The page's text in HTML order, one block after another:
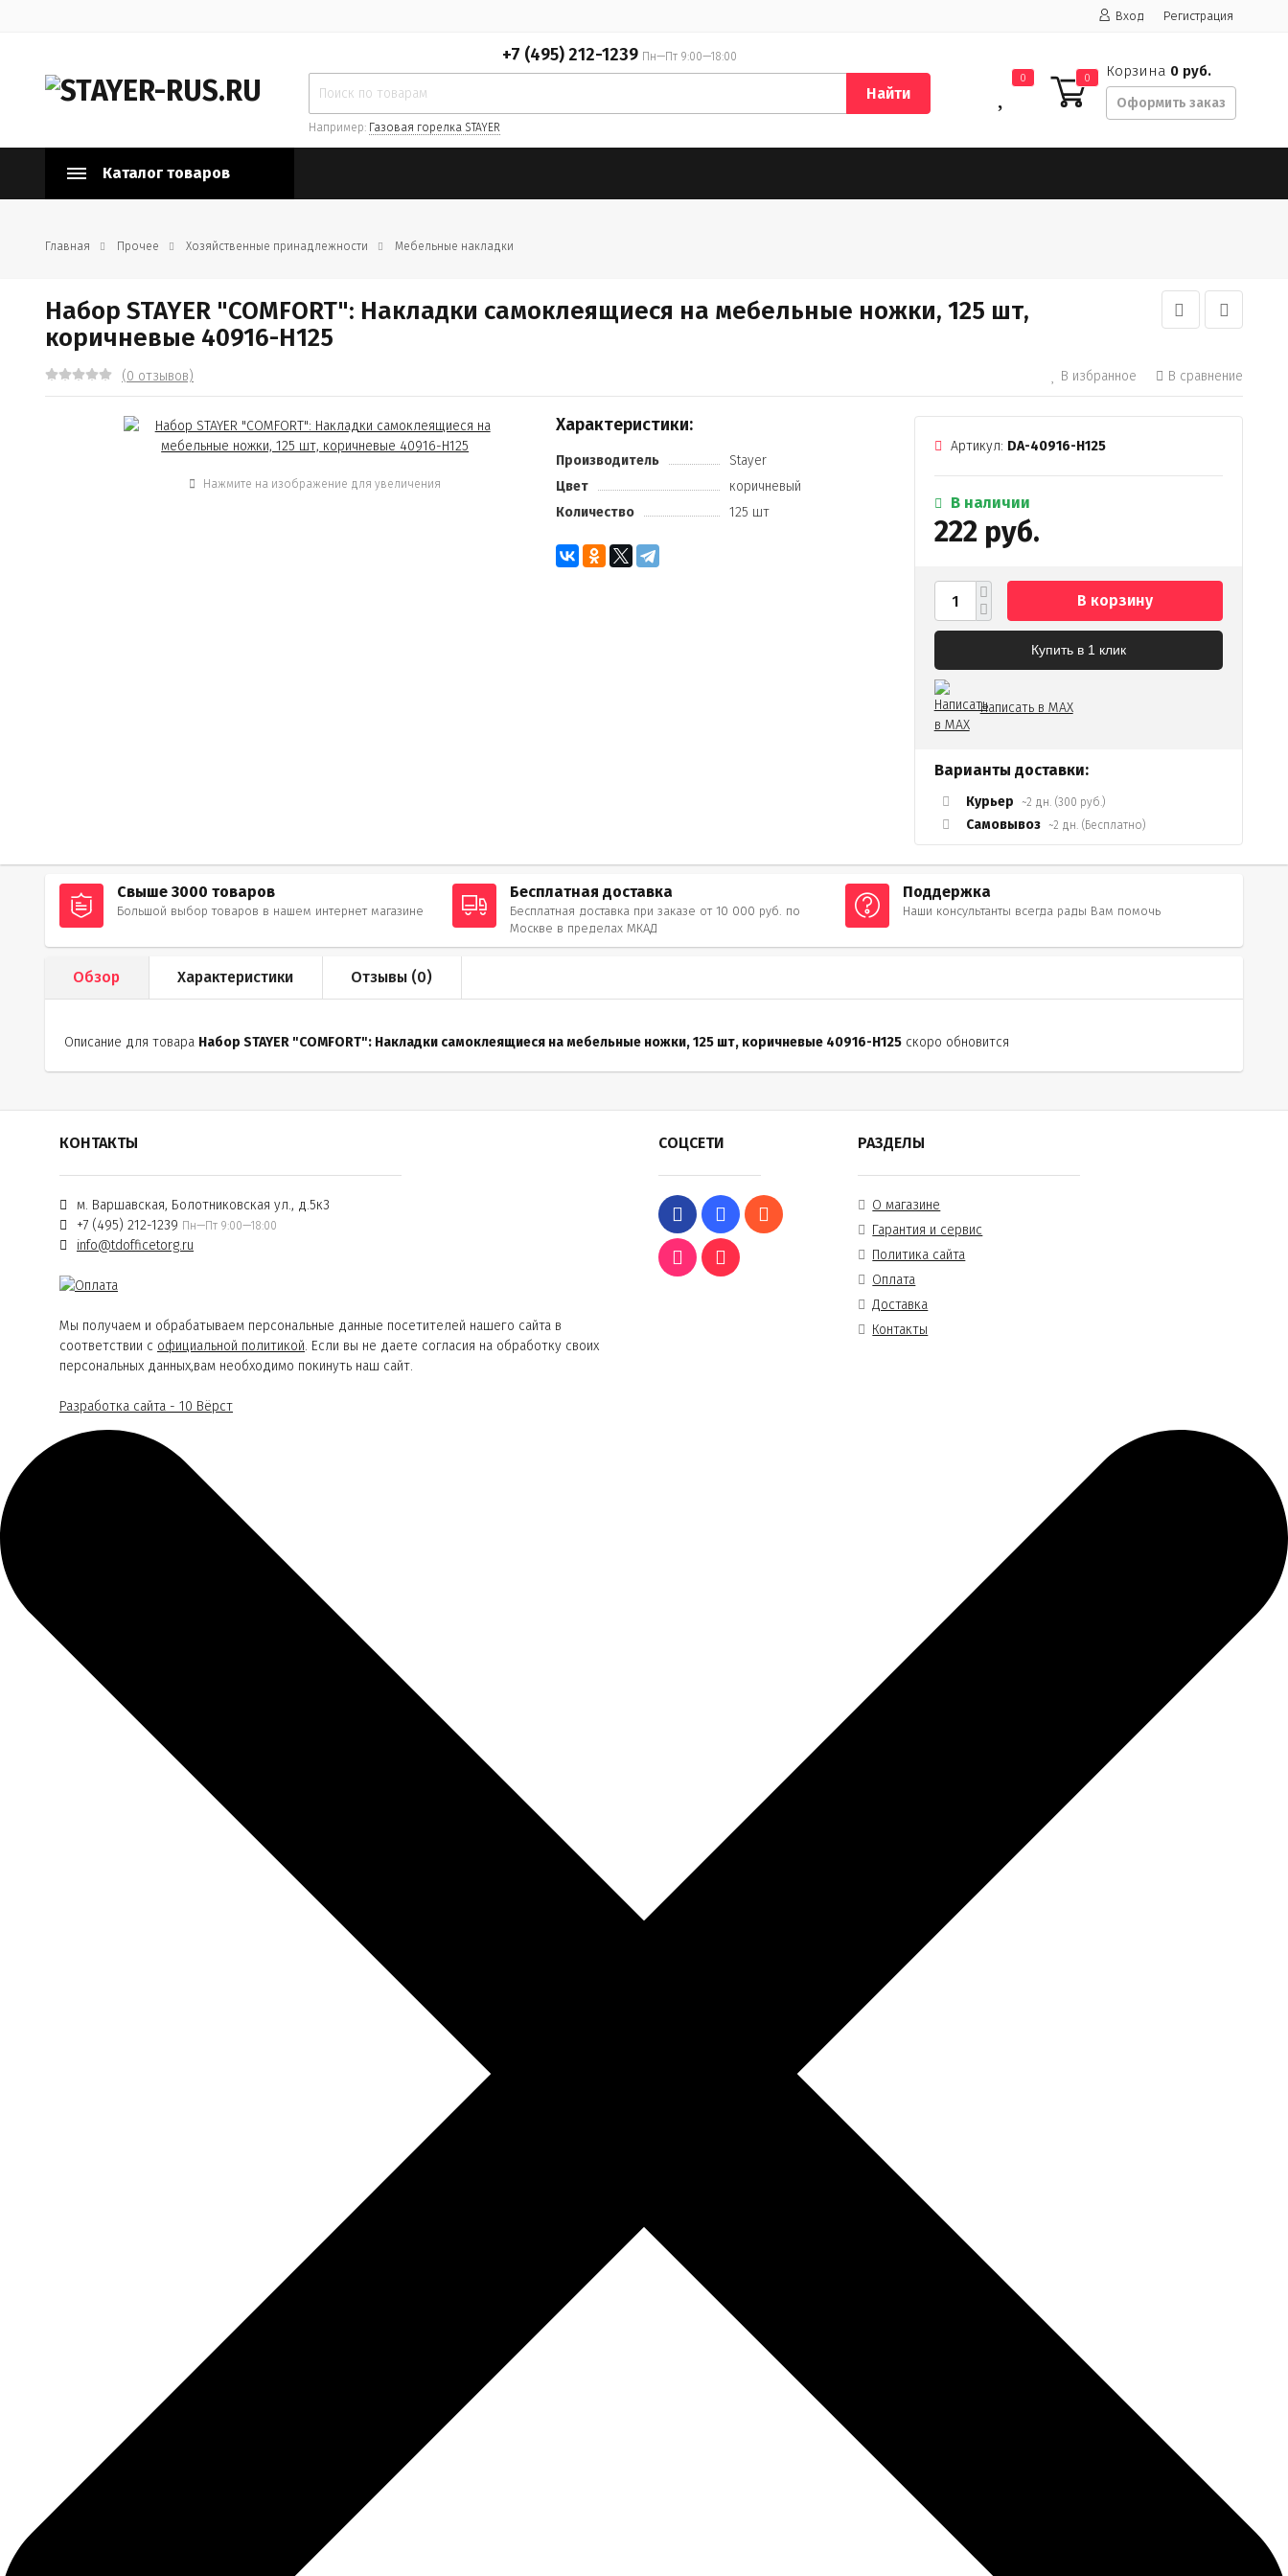
Вход Регистрация
+7 (495) 212-1239 Пн—Пт 9:00—18:00
Найти
Например: Газовая горелка STAYER
0 0 Корзина 0 руб.
Оформить заказ
Каталог товаров
Главная Прочее Хозяйственные принадлежности Мебельные накладки
Набор STAYER "COMFORT": Накладки самоклеящиеся на мебельные ножки, 125 шт,
коричневые 40916-H125
(0 отзывов) В избранное В сравнение
Нажмите на изображение для увеличения
Характеристики:
Производитель
Stayer
Цвет
коричневый
Количество
125 шт
Артикул: DA-40916-H125
В наличии
222 руб.
В корзину
Купить в 1 клик
Написать в MAX
Варианты доставки:
Курьер ~2 дн. (300 руб.)
Самовывоз ~2 дн. (Бесплатно)
Свыше 3000 товаров
Большой выбор товаров в нашем интернет магазине
Бесплатная доставка
Бесплатная доставка при заказе от 10 000 руб. по
Москве в пределах МКАД
Поддержка
Наши консультанты всегда рады Вам помочь
Обзор Характеристики Отзывы (0)
Описание для товара Набор STAYER "COMFORT": Накладки самоклеящиеся на мебельные ножки, 125 шт, коричневые 40916-H125 скоро обновится
КОНТАКТЫ
м. Варшавская, Болотниковская ул., д.5к3
+7 (495) 212-1239 Пн—Пт 9:00—18:00
info@tdofficetorg.ru
Мы получаем и обрабатываем персональные данные посетителей нашего сайта в
соответствии с официальной политикой. Если вы не даете согласия на обработку своих
персональных данных,вам необходимо покинуть наш сайт.
Разработка сайта - 10 Вёрст
СОЦСЕТИ РАЗДЕЛЫ
О магазине
Гарантия и сервис
Политика сайта
Оплата
Доставка
Контакты